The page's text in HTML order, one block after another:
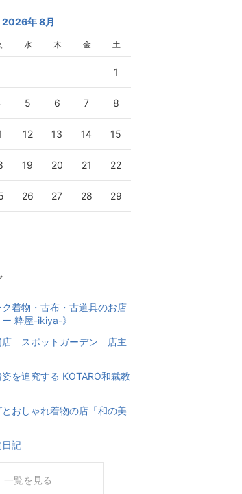
2026年 8月
水 木 金 土
1
5 6 7 8
12 13 14 15
19 20 21 22
26 27 28 29
着物・古布・古道具のお店
ー 粋屋-ikiya-》
店 スポットガーデン 店主
を追究する KOTARO和裁教
おしゃれ着物の店「和の美
記
一覧を見る